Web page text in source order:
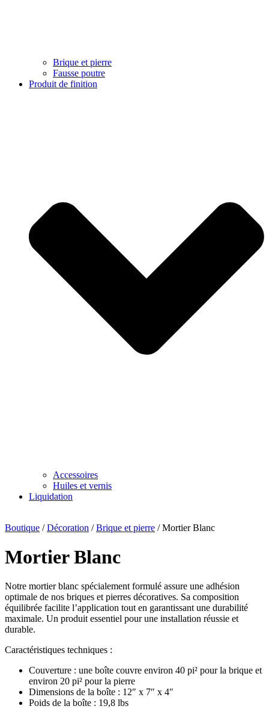
Brique et pierre
Fausse poutre
Produit de finition
Accessoires
Huiles et vernis
Liquidation
Boutique /Décoration /Brique et pierre / Mortier Blanc
Mortier Blanc
Notre mortier blanc spécialement formulé assure une adhésion
optimale de nos briques et pierres décoratives. Sa composition
équilibrée facilite l’application tout en garantissant une durabilité
maximale. Un produit essentiel pour une installation réussie et
durable.
Caractéristiques techniques :
Couverture : une boîte couvre environ 40 pi² pour la brique et
environ 20 pi² pour la pierre
Dimensions de la boîte : 12″ x 7″ x 4″
Poids de la boîte : 19,8 lbs